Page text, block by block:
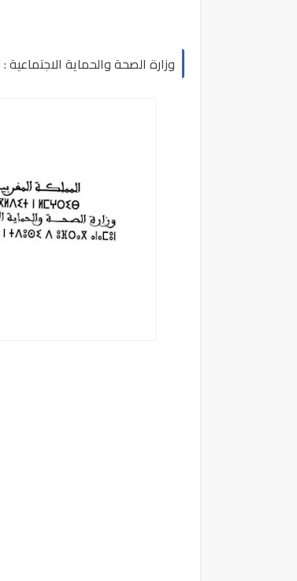
وزارة الصحة والحماية الاجتماعية :